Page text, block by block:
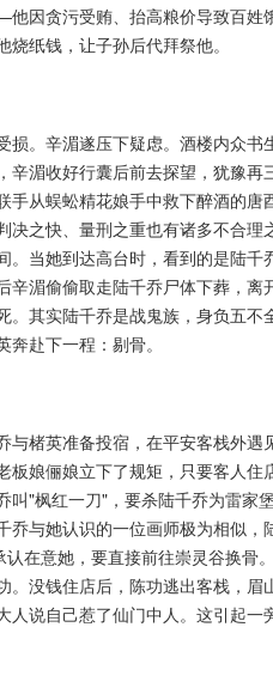
因贪污受贿、抬高粮价导致百姓
纸钱，让子孙后代拜祭他。
损。辛湄遂压下疑虑。酒楼内众书
辛湄收好行囊后前去探望，犹豫再
手从蜈蚣精花娘手中救下醉酒的唐
决之快、量刑之重也有诸多不合理
。当她到达高台时，看到的是陆千
辛湄偷偷取走陆千乔尸体下葬，离
。其实陆千乔是战鬼族，身负五不
赴下一程：剔骨。
与楮英准备投宿，在平安客栈外遇
板娘俪娘立下了规矩，只要客人住
叫"枫红一刀"，要杀陆千乔为雷家
乔与她认识的一位画师极为相似，
在意她，要直接前往崇灵谷换骨
。没钱住店后，陈功逃出客栈，眉
人说自己惹了仙门中人。这引起一